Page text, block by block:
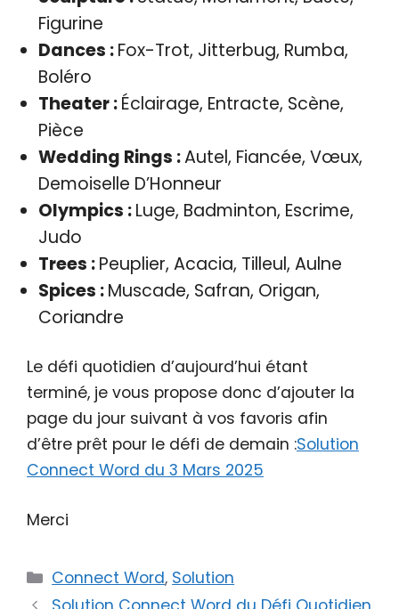
Figurine
Dances :Fox-Trot, Jitterbug, Rumba,
Boléro
Theater :Éclairage, Entracte, Scène,
Pièce
Wedding Rings :Autel, Fiancée, Vœux,
Demoiselle D’Honneur
Olympics :Luge, Badminton, Escrime,
Judo
Trees :Peuplier, Acacia, Tilleul, Aulne
Spices :Muscade, Safran, Origan,
Coriandre
Le défi quotidien d’aujourd’hui étant
terminé, je vous propose donc d’ajouter la
page du jour suivant à vos favoris afin
d’être prêt pour le défi de demain :Solution
Connect Word du 3 Mars 2025
Merci
Catégories
Connect Word, Solution